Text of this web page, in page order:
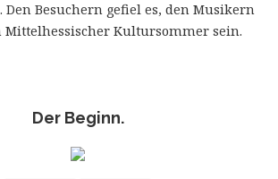
Besuchern gefiel es, den Musikern
Mittelhessischer Kultursommer sein.
Der Beginn.